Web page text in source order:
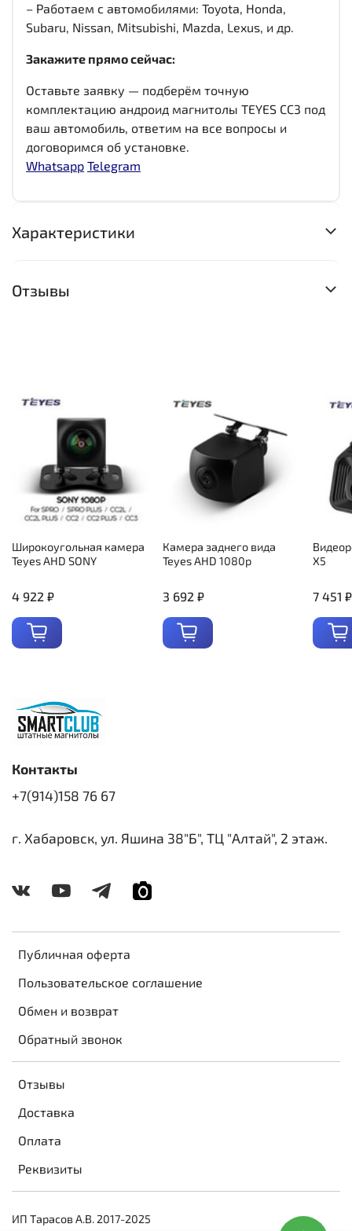
– Работаем с автомобилями: Toyota, Honda,
Subaru, Nissan, Mitsubishi, Mazda, Lexus, и др.
Закажите прямо сейчас:
Оставьте заявку — подберём точную
комплектацию андроид магнитолы TEYES CC3 под
ваш автомобиль, ответим на все вопросы и
договоримся об установке.
Whatsapp Telegram
Характеристики
Отзывы
Широкоугольная камера
Teyes AHD SONY
4 922 ₽
Камера заднего вида
Teyes AHD 1080p
3 692 ₽
X5
7 451 ₽
Публичная оферта
Пользовательское соглашение
Обмен и возврат
Обратный звонок
Отзывы
Доставка
Оплата
Реквизиты
Контакты
+7(914)158 76 67
г. Хабаровск, ул. Яшина 38"Б", ТЦ "Алтай", 2 этаж.
ИП Тарасов А.В. 2017-2025